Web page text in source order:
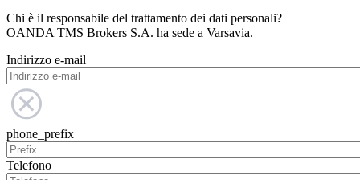
Chi è il responsabile del trattamento dei dati personali?
OANDA TMS Brokers S.A. ha sede a Varsavia.
Indirizzo e-mail
phone_prefix
Telefono